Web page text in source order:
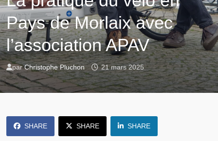
Pays de Morlaix avec
l’association APAV
parChristophe Pluchon 21 mars 2025
SHARE SHARE SHARE